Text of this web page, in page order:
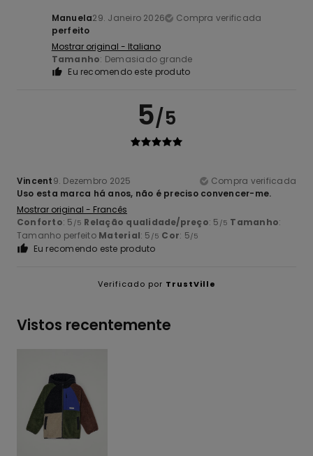
Manuela29. Janeiro 2026
Compra verificada
perfeito
Mostrar original - Italiano
Tamanho: Demasiado grande
Eu recomendo este produto
5/5
Vincent9. Dezembro 2025
Compra verificada
Uso esta marca há anos, não é preciso convencer-me.
Mostrar original - Francês
Conforto: 5 /5 Relação qualidade/preço: 5 /5 Tamanho:
Tamanho perfeito Material: 5 /5 Cor: 5/5
Eu recomendo este produto
Verificado por TrustVille
Vistos recentemente